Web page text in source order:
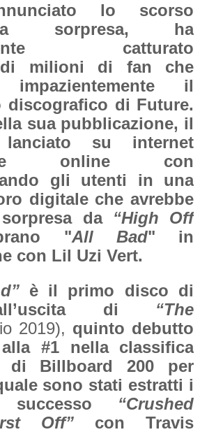
lo scorso
sorpresa,
ha
catturato
di milioni di fan che
impazientemente il
discografico di Future.
sua pubblicazione, il
su internet
online con
gli utenti in una
digitale che avrebbe
da “High Off
"All Bad" in
con Lil Uzi Vert.
è il primo disco di
di
“The
2019), quinto debutto
#1 nella classifica
di Billboard 200 per
sono stati estratti i
“Crushed
Off” con Travis